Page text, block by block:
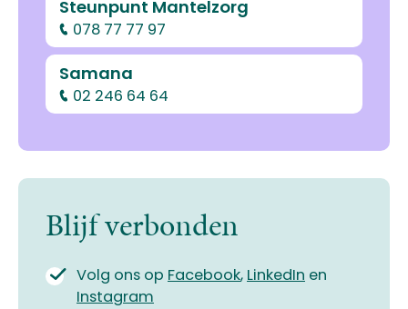
Steunpunt Mantelzorg
078 77 77 97
Samana
02 246 64 64
Blijf verbonden
Volg ons op Facebook, LinkedIn en
Instagram